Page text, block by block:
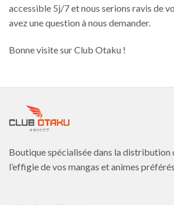
accessible 5j/7 et nous serions ravis de
avez une question à nous demander.
Bonne visite sur Club Otaku !
Boutique spécialisée dans la distribution
l’effigie de vos mangas et animes